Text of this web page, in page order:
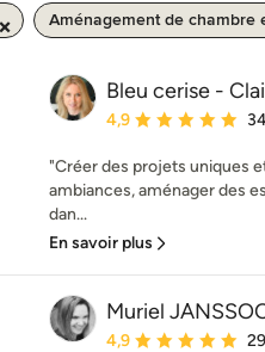
Aménagement de chambre
Bleu cerise -
Note moyenne : 4.9
4,9
"Créer des projets uniques
ambiances, aménager des
dan...
En savoir plus
Muriel
Note moyenne : 4.9
4,9